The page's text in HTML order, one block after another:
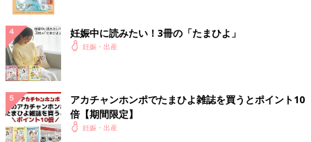
ん・大人2人分】
とは心配しなくても大丈夫。栄養を気にしすぎ
るより、食べられるものを食べられるときに食
べるようにしましょう。つわりでも食べやす
く、水分がとれるメニューを紹介します。
じゃがいものすりおろしうどん【妊婦ご
妊娠中に読みたい！3冊の「たまひよ」
妊娠・出産
アカチャンホンポでたまひよ雑誌を買うとポイント10
倍【期間限定】
妊娠・出産